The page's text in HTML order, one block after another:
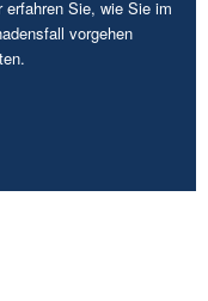
erfahren Sie, wie Sie im
vorgehen